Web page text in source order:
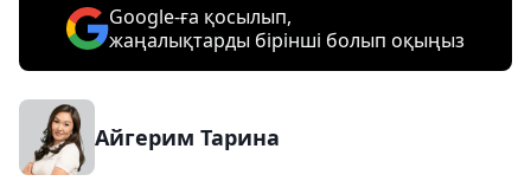
Google-ға қосылып,
жаңалықтарды бірінші болып оқыңыз
Айгерим Тарина